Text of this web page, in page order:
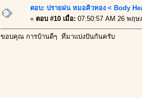
ตอบ: ปรายฝน หมอคิวทอง < Body
« ตอบ #10 เมื่อ: 07:50:57 AM 26 พฤ
ขอบคุณ การบ้านดีๆ ที่มาแบ่งปันกันครับ